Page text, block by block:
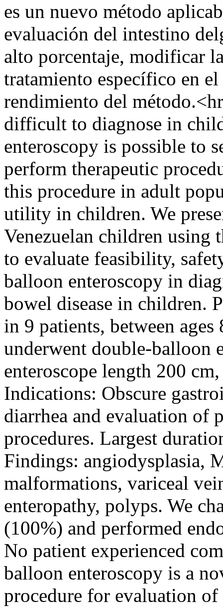
es un nuevo método
evaluación del intestino
alto porcentaje, modificar
tratamiento específico en
rendimiento del
difficult to diagnose in
enteroscopy is possible to
perform therapeutic
this procedure in adult
utility in children. We
Venezuelan children using
to evaluate feasibility,
balloon enteroscopy in
bowel disease in children.
in 9 patients, between
underwent double-balloon
enteroscope length 200
Indications: Obscure
diarrhea and evaluation of
procedures. Largest
Findings: angiodysplasia,
malformations, variceal
enteropathy, polyps. We
(100%) and performed
No patient experienced
balloon enteroscopy is a
procedure for evaluation